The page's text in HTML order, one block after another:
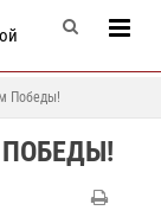
Победы!